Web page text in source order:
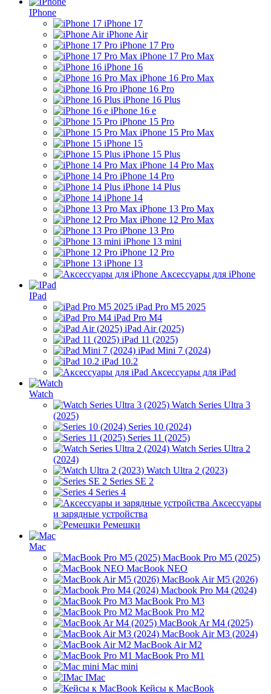
IPhone
iPhone 17
iPhone Air
iPhone 17 Pro
iPhone 17 Pro Max
iPhone 16
iPhone 16 Pro Max
iPhone 16 Pro
iPhone 16 Plus
iPhone 16 e
iPhone 15 Pro
iPhone 15 Pro Max
iPhone 15
iPhone 15 Plus
iPhone 14 Pro Max
iPhone 14 Pro
iPhone 14 Plus
iPhone 14
iPhone 13 Pro Max
iPhone 12 Pro Max
iPhone 13 Pro
iPhone 13 mini
iPhone 12 Pro
iPhone 13
Аксессуары для iPhone
IPad
iPad Pro M5 2025
iPad Pro M4
iPad Air (2025)
iPad 11 (2025)
iPad Mini 7 (2024)
iPad 10.2
Аксессуары для iPad
Watch
Watch Series Ultra 3
(2025)
Series 10 (2024)
Series 11 (2025)
Watch Series Ultra 2
(2024)
Watch Ultra 2 (2023)
Series SE 2
Series 4
Аксессуары
и зарядные устройства
Ремешки
Mac
MacBook Pro M5 (2025)
MacBook NEO
MacBook Air M5 (2026)
Macbook Pro M4 (2024)
MacBook Pro M3
MacBook Pro M2
MacBook Ar M4 (2025)
MacBook Air M3 (2024)
MacBook Air M2
MacBook Pro M1
Mac mini
IMac
Кейсы к MacBook